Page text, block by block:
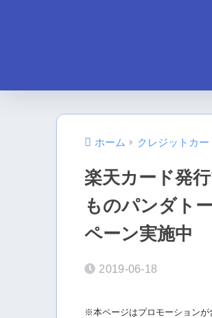
ホーム クレジットカー
楽天カード発
ものパンダト
ペーン実施中
2019-06-18
※本ページはプロモーションが